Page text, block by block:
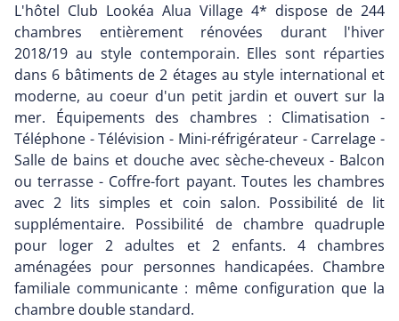
L'hôtel Club Lookéa Alua Village 4* dispose de 244
chambres entièrement rénovées durant l'hiver
2018/19 au style contemporain. Elles sont réparties
dans 6 bâtiments de 2 étages au style international et
moderne, au coeur d'un petit jardin et ouvert sur la
mer. Équipements des chambres : Climatisation -
Téléphone - Télévision - Mini-réfrigérateur - Carrelage -
Salle de bains et douche avec sèche-cheveux - Balcon
ou terrasse - Coffre-fort payant. Toutes les chambres
avec 2 lits simples et coin salon. Possibilité de lit
supplémentaire. Possibilité de chambre quadruple
pour loger 2 adultes et 2 enfants. 4 chambres
aménagées pour personnes handicapées. Chambre
familiale communicante : même configuration que la
chambre double standard.